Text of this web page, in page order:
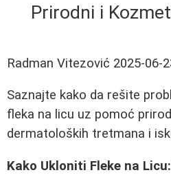
Prirodni i
Radman Vitezović 2025-06-
Saznajte kako da rešite
fleka na licu uz pomoć
dermatoloških tretmana i
Kako Ukloniti Fleke na